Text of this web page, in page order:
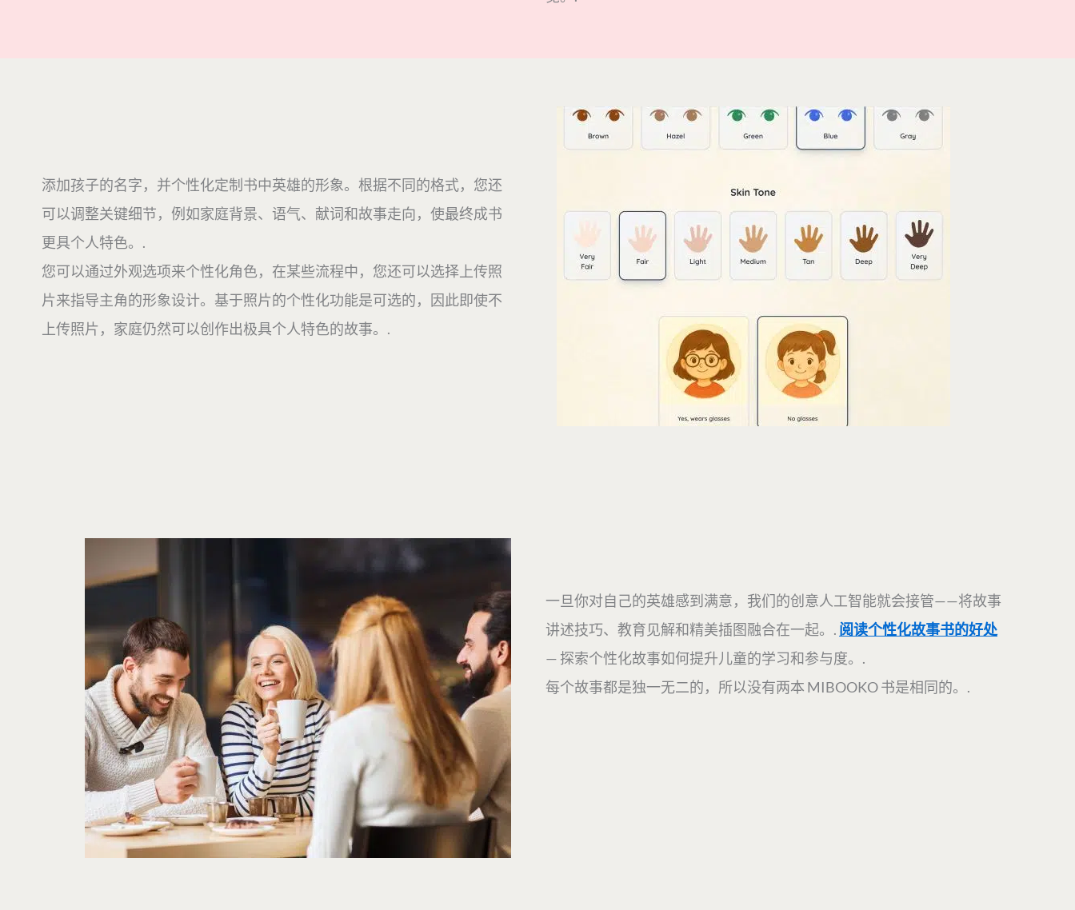
添加孩子的名字，并个性化定制书中英雄的形象。根据不同的格式，您还
可以调整关键细节，例如家庭背景、语气、献词和故事走向，使最终成书
更具个人特色。.
您可以通过外观选项来个性化角色，在某些流程中，您还可以选择上传照
片来指导主角的形象设计。基于照片的个性化功能是可选的，因此即使不
上传照片，家庭仍然可以创作出极具个人特色的故事。.
一旦你对自己的英雄感到满意，我们的创意人工智能就会接管——将故事
讲述技巧、教育见解和精美插图融合在一起。. 阅读个性化故事书的好处
— 探索个性化故事如何提升儿童的学习和参与度。.
每个故事都是独一无二的，所以没有两本 MIBOOKO 书是相同的。.